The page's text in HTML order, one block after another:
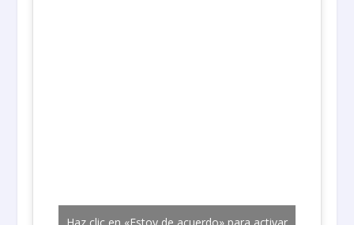
Haz clic en «Estoy de acuerdo» para activar